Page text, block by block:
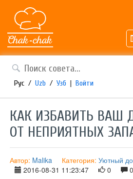
Рус / Uzb / Узб | Войти
КАК ИЗБАВИТЬ ВАШ
ОТ НЕПРИЯТНЫХ
Автор: Malika Категория: Уютный
2016-08-31 11:23:47
0 0